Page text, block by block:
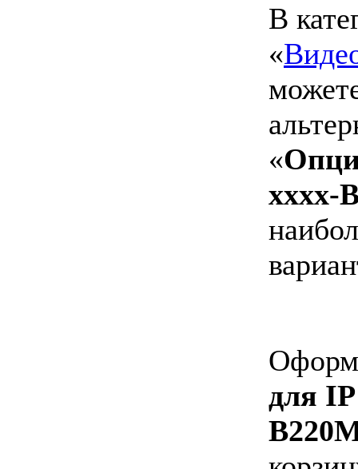
В
«
«
xxxx-
для